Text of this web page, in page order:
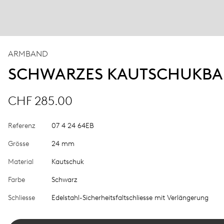
ARMBAND
SCHWARZES
CHF 285.00
Referenz 07 4 24 64EB
Grösse 24 mm
Material Kautschuk
Farbe Schwarz
Schliesse Edelstahl-Sicherheitsfaltschliesse mit Verlängerung